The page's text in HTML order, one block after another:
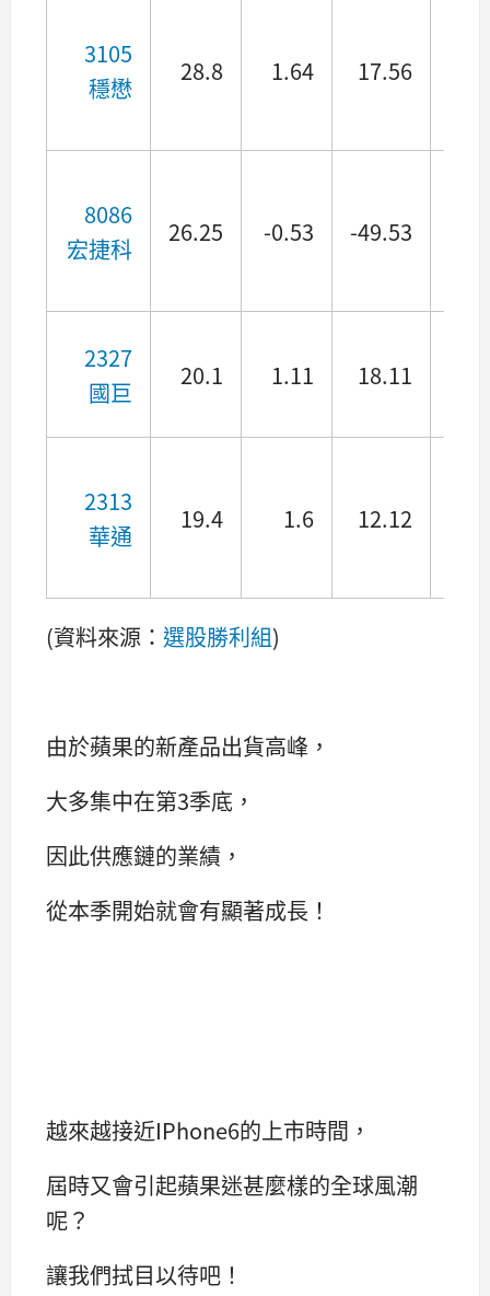
3105
穩懋
28.8 1.64 17.56
8086
宏捷科
26.25 -0.53 -49.53
2327
國巨
20.1 1.11 18.11
2313
華通
19.4 1.6 12.12
(資料來源： 選股勝利組)
由於蘋果的新產品出貨高峰，
大多集中在第3季底，
因此供應鏈的業績，
從本季開始就會有顯著成長！
越來越接近IPhone6的上市時間，
屆時又會引起蘋果迷甚麼樣的全球風潮
呢？
讓我們拭目以待吧！